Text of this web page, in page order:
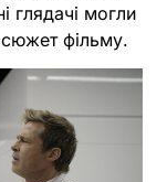
глядачі могли
фільму.